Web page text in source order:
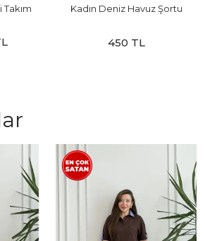
Kadın Deniz Havuz Şortu
450 TL